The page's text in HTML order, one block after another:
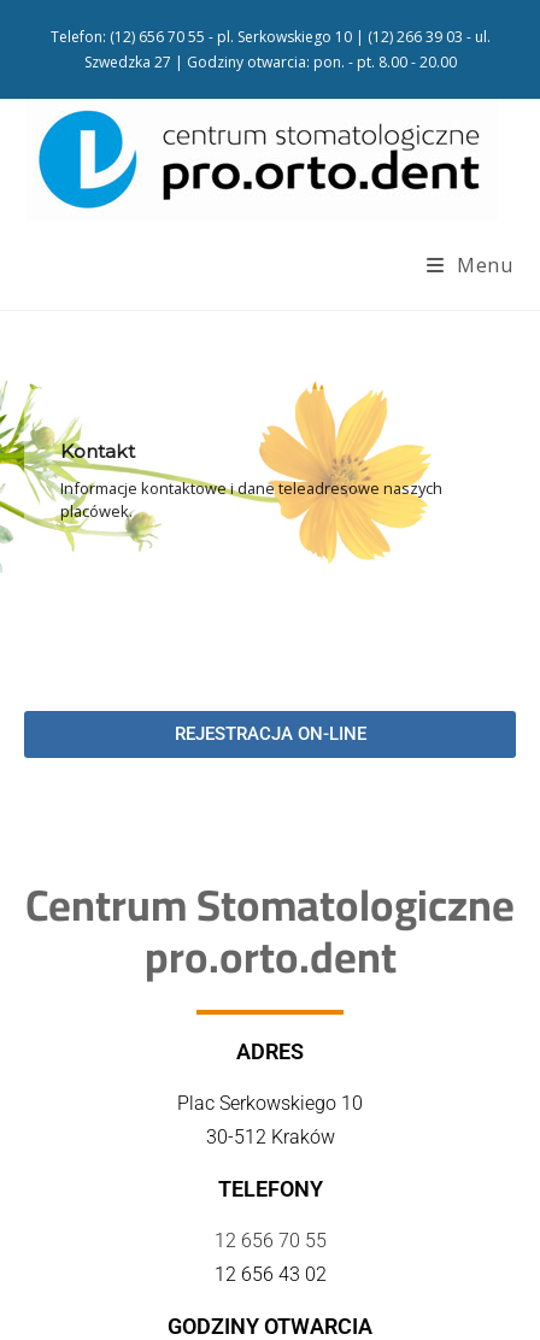
Telefon: (12) 656 70 55 - pl. Serkowskiego 10 | (12) 266 39 03 - ul.
Szwedzka 27 | Godziny otwarcia: pon. - pt. 8.00 - 20.00
Menu
Kontakt
Informacje kontaktowe i dane teleadresowe naszych
placówek.
REJESTRACJA ON-LINE
Centrum Stomatologiczne
pro.orto.dent
ADRES
Plac Serkowskiego 10
30-512 Kraków
TELEFONY
12 656 70 55
12 656 43 02
GODZINY OTWARCIA